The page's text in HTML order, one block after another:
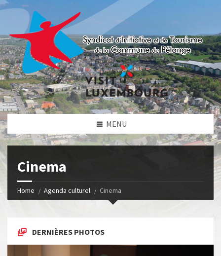
MENU
Cinema
Home Agenda culturel Cinema
DERNIÈRES PHOTOS